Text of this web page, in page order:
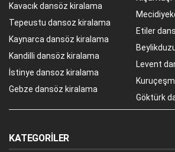
Kavacık dansöz kiralama
Tepeustu dansoz kiralama
Kaynarca dansöz kiralama
Kandilli dansöz kiralama
İstinye dansoz kiralama
Gebze dansöz kiralama
Etiler
Levent
Göktürk
KATEGORILER